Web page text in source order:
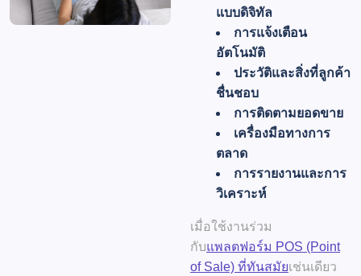
แบบดิจิทัล
การแจ้งเตือน
อัตโนมัติ
ประวัติและสิ่งที่ลูกค้า
ชื่นชอบ
การติดตามยอดขาย
เครื่องมือทางการ
ตลาด
การรายงานและการ
วิเคราะห์
เมื่อใช้งานร่วม
กับแพลตฟอร์ม POS (Point
of Sale) ที่ทันสมัยเช่นเดียว